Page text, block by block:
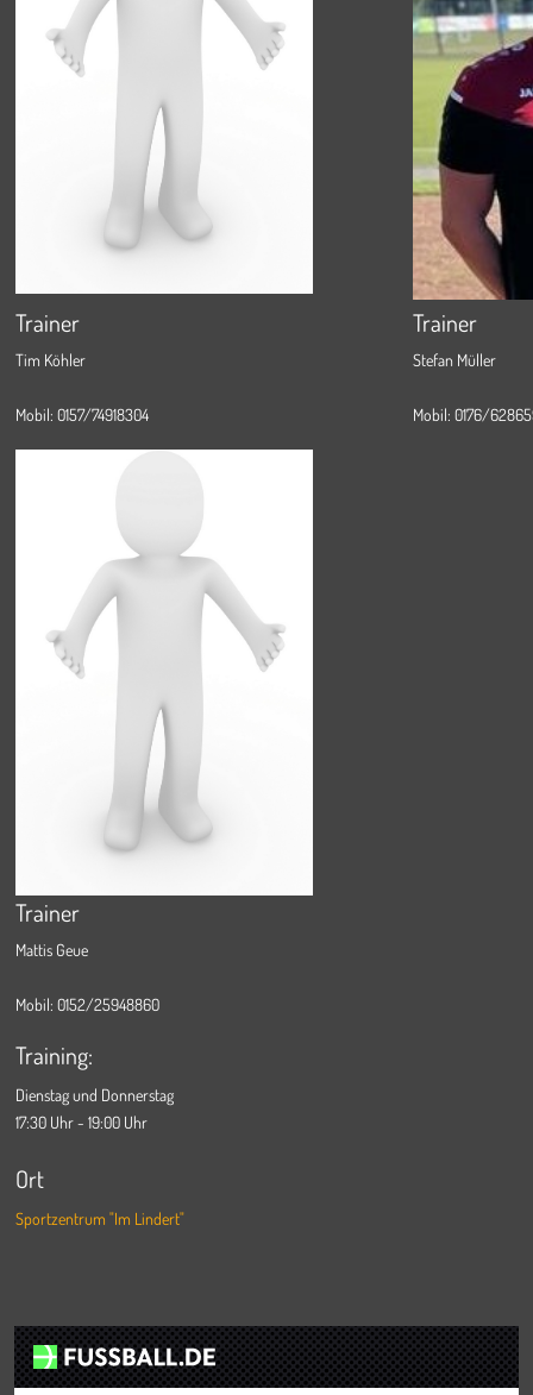
Trainer
Tim Köhler
Mobil: 0157/74918304
Trainer
Stefan Müller
Mobil: 0176/
Trainer
Mattis Geue
Mobil: 0152/25948860
Training:
Dienstag und Donnerstag
17:30 Uhr - 19:00 Uhr
Ort
Sportzentrum "Im Lindert"